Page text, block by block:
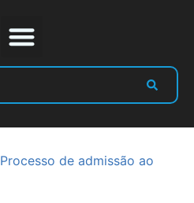
Processo de admissão ao